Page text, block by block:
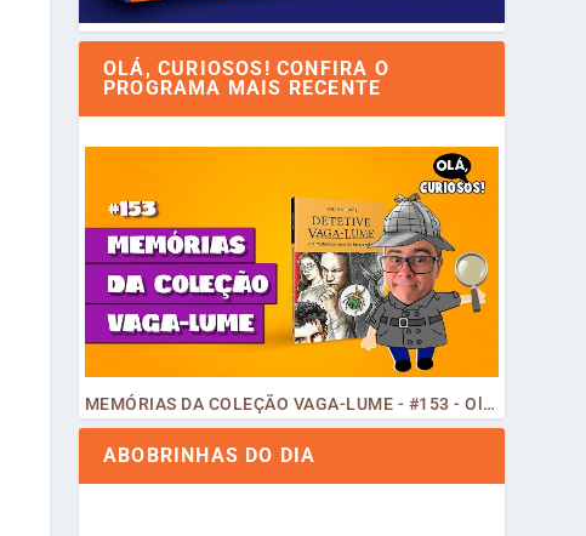
OLÁ, CURIOSOS! CONFIRA O
PROGRAMA MAIS RECENTE
MEMÓRIAS DA COLEÇÃO VAGA-LUME - #153 - Olá, Curiosos! 2023
ABOBRINHAS DO DIA